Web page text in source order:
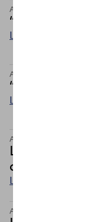
Articoli
“È bello che tu
Leggi
Articoli
“Guarda
Leggi
Articoli
La vita non si
con i sì
Leggi
Articoli